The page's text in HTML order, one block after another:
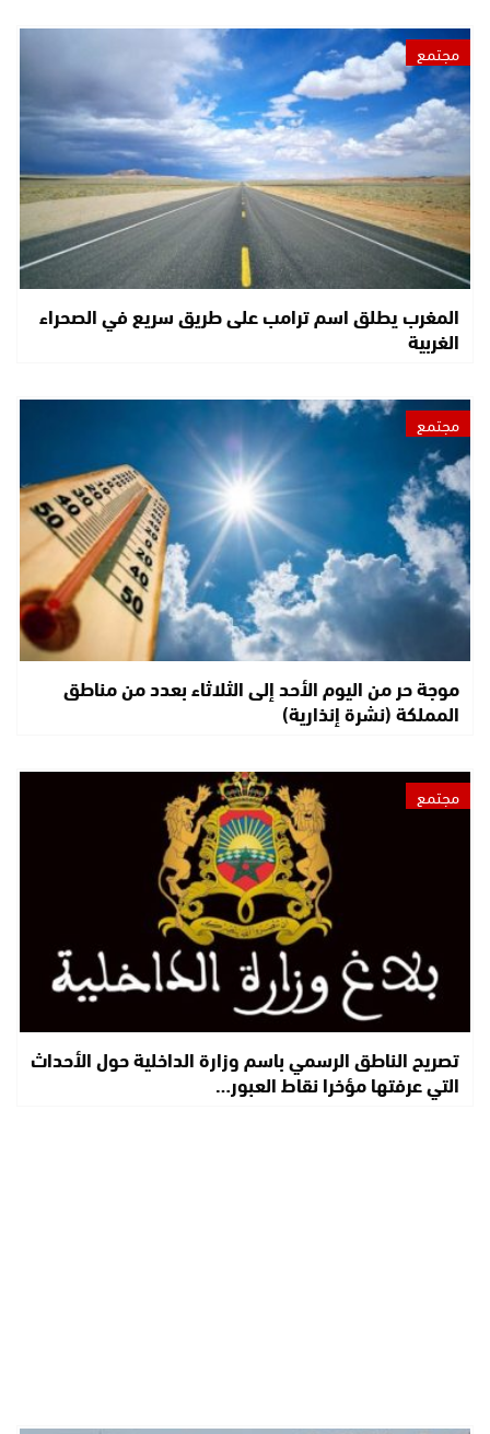
مجتمع
المغرب يطلق اسم ترامب على طريق سريع في الصحراء
الغربية
مجتمع
موجة حر من اليوم الأحد إلى الثلاثاء بعدد من مناطق
المملكة (نشرة إنذارية)
مجتمع
تصريح الناطق الرسمي باسم وزارة الداخلية حول الأحداث
التي عرفتها مؤخرا نقاط العبور…